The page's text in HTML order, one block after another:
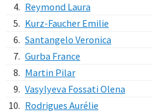
4. Reymond Laura
5. Kurz-Faucher Emilie
6. Santangelo Veronica
7. Gurba France
8. Martin Pilar
9. Vasylyeva Fossati Olena
10. Rodrigues Aurélie